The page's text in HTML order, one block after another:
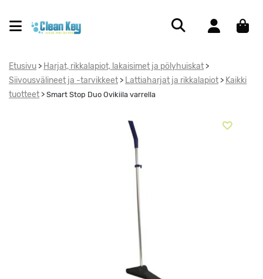
Etusivu > Harjat, rikkalapiot, lakaisimet ja pölyhuiskat >
Siivousvälineet ja -tarvikkeet > Lattiaharjat ja rikkalapiot > Kaikki
tuotteet > Smart Stop Duo Ovikiila varrella